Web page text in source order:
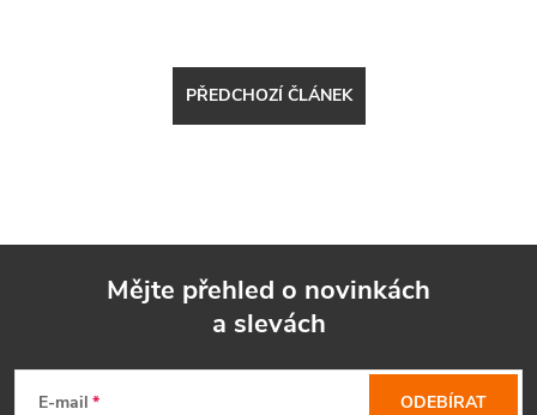
PŘEDCHOZÍ ČLÁNEK
Mějte přehled o novinkách
a slevách
E-mail ODEBÍRAT